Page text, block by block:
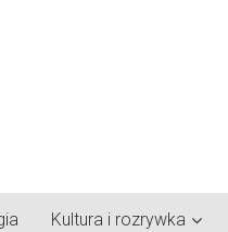
Kultura i rozrywka